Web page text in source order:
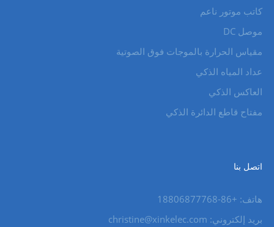
كاتب موتور ناعم
موصل DC
مقياس الحرارة بالموجات فوق الصوتية
عداد المياه الذكي
العاكس الذكي
مفتاح قاطع الدائرة الذكي
اتصل بنا
هاتف: +86-18806877768
بريد إلكتروني: christine@xinkelec.com